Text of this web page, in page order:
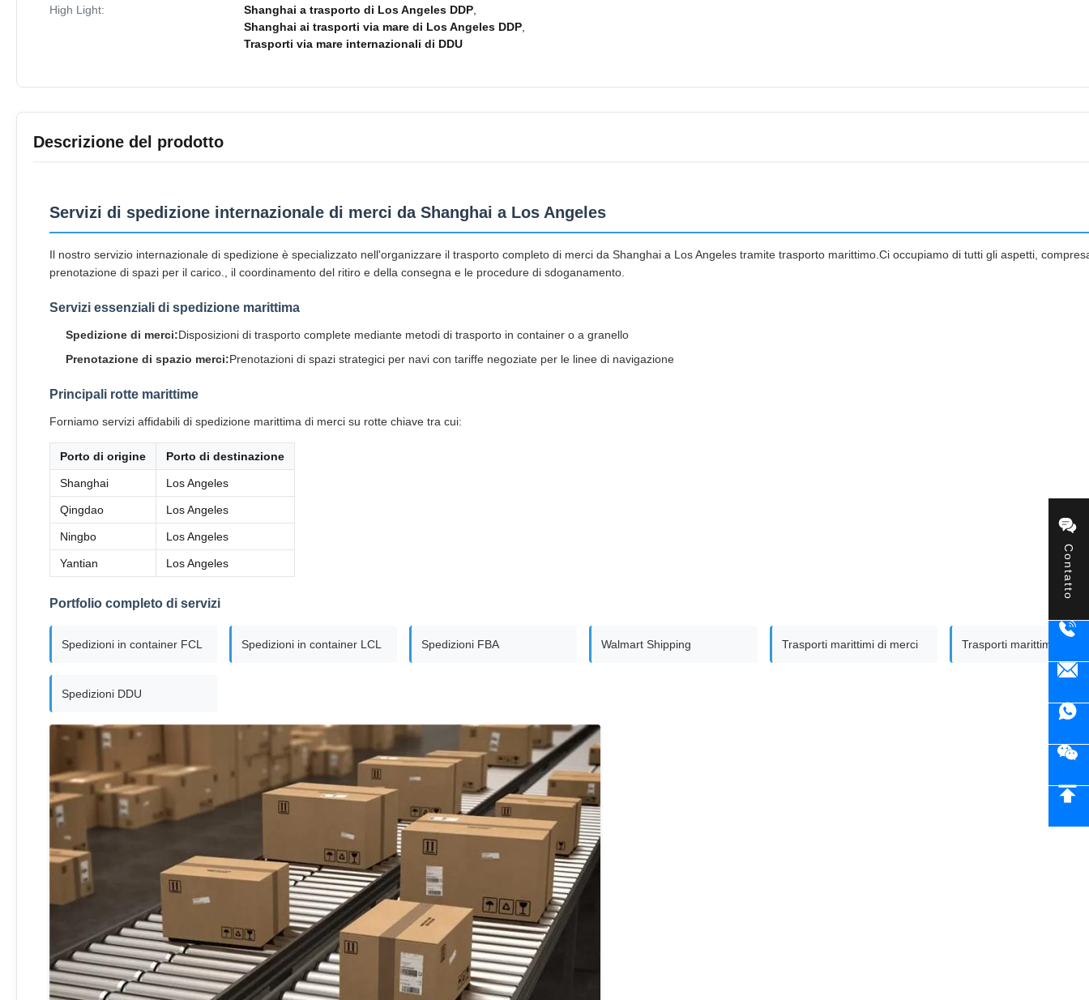
Contatto
High Light: Shanghai a trasporto di Los Angeles DDP
Shanghai ai trasporti via mare di Los Angeles DDP
Trasporti via mare internazionali di DDU
Descrizione del prodotto
Servizi di spedizione internazionale di merci da Shanghai a Los Angeles
Il nostro servizio internazionale di spedizione è specializzato nell'organizzare il trasporto completo di merci da Shanghai a Los Angeles tramite trasporto marittimo.Ci occupiamo di tutti gli aspetti,
prenotazione di spazi per il carico., il coordinamento del ritiro e della consegna e le procedure di sdoganamento.
Servizi essenziali di spedizione marittima
Spedizione di merci:Disposizioni di trasporto complete mediante metodi di trasporto in container o a granello
Prenotazione di spazio merci:Prenotazioni di spazi strategici per navi con tariffe negoziate per le linee di navigazione
Principali rotte marittime
Forniamo servizi affidabili di spedizione marittima di merci su rotte chiave tra cui:
Porto di origine Porto di destinazione
Shanghai Los Angeles
Qingdao Los Angeles
Ningbo Los Angeles
Yantian Los Angeles
Portfolio completo di servizi
Spedizioni in container FCL Spedizioni in container LCL Spedizioni FBA Walmart Shipping Trasporti marittimi di merci Trasporti marittimi DDP
Spedizioni DDU